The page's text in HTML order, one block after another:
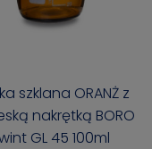
szklana ORANŻ z
nakrętką BORO
GL 45 100ml